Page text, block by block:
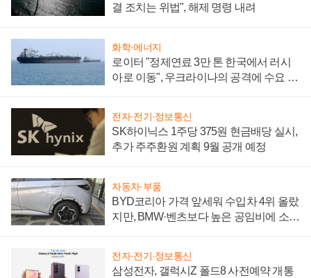
결 조치는 위법", 해제 명령 내려
화학·에너지
로이터 "정제연료 3만 톤 한국에서 러시
아로 이동", 우크라이나의 공격에 수요 늘
전자·전기·정보통신
SK하이닉스 1주당 375원 현금배당 실시,
추가 주주환원 계획 9월 공개 예정
자동차·부품
BYD코리아 가격 앞세워 수입차 4위 올랐
지만, BMW·벤츠보다 높은 공임비에 소비
전자·전기·정보통신
삼성전자, 갤럭시Z 폴드8 사전예약 개통